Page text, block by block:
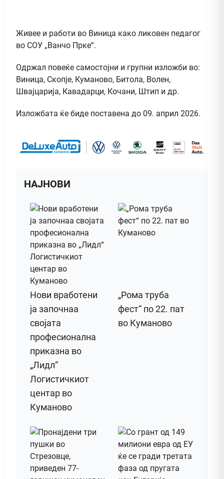
Живее и работи во Bиница како ликовен педагог
во СОУ „Ванчо Прке“.
Одржал повеќе самостојни и групни изложби во:
Виница, Скопје, Куманово, Битола, Волен,
Швајцарија, Кавадарци, Кочани, Штип и др.
Изложбата ќе биде поставена до 09. април 2026.
НАЈНОВИ
Нови вработени
ја започнаа
својата
професионална
приказна во
„Лидл“
Логистичкиот
центар во
Куманово
„Рома труба
фест“ по 22. пат
во Куманово